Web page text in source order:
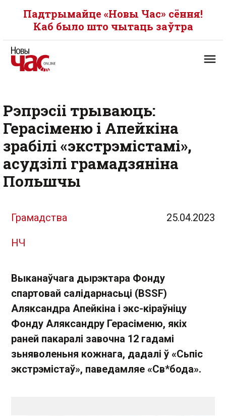
Падтрымайце «Новы Час» сёння!
Каб было што чытаць заўтра
Рэпрэсіі трываюць:
Герасіменю і Апейкіна
зрабілі «экстрэмістамі»,
асудзілі грамадзяніна
Польшчы
Грамадства 25.04.2023
НЧ
Выканаўчага дырэктара Фонду
спартовай салідарнасьці (BSSF)
Аляксандра Апейкіна і экс-кіраўніцу
Фонду Аляксандру Герасіменю, якіх
раней пакаралі завочна 12 гадамі
зьняволеньня кожнага, дадалі ў «Сьпіс
экстрэмістаў», паведамляе «Св*бода».